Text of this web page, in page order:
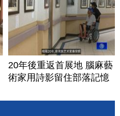
20年後重返首展地 腦麻藝
術家用詩影留住部落記憶